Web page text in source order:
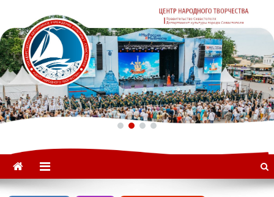
ГАУК «ЦНТ» –
Севастопольский Центр
народного творчества